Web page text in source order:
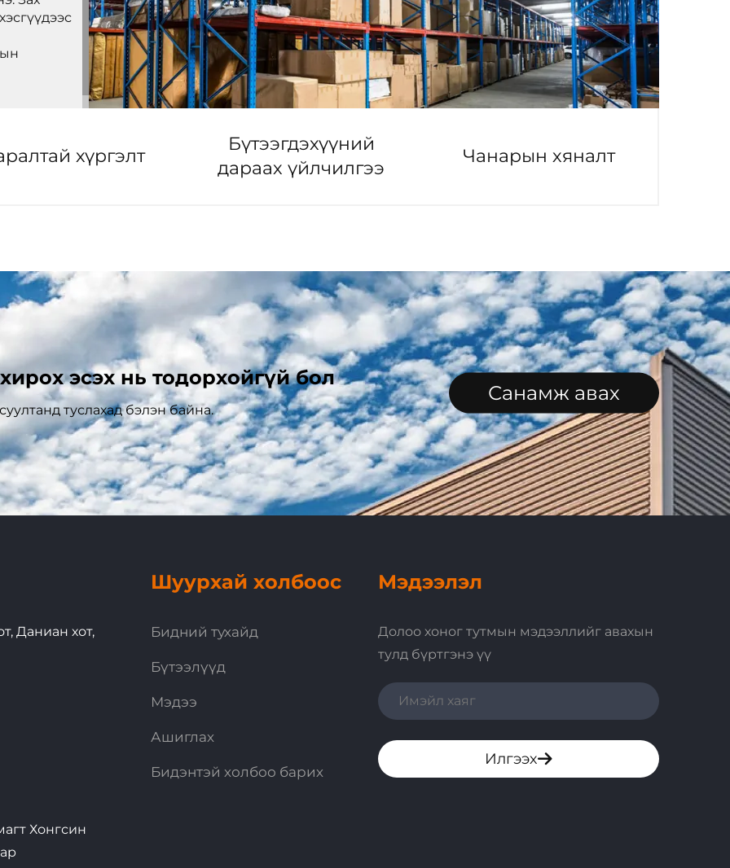
хүргэлт
Бүтээгдэхүүний
дараах үйлчилгээ
Чанарын хяналт
эсэх нь тодорхойгүй бол
туслахад бэлэн байна.
Санамж авах
Даниан хот,
Хонгсин
Шуурхай холбоос
Бидний тухайд
Бүтээлүүд
Мэдээ
Ашиглах
Бидэнтэй холбоо барих
Мэдээлэл
Долоо хоног тутмын мэдээллийг авахын
тулд бүртгэнэ үү
Илгээх